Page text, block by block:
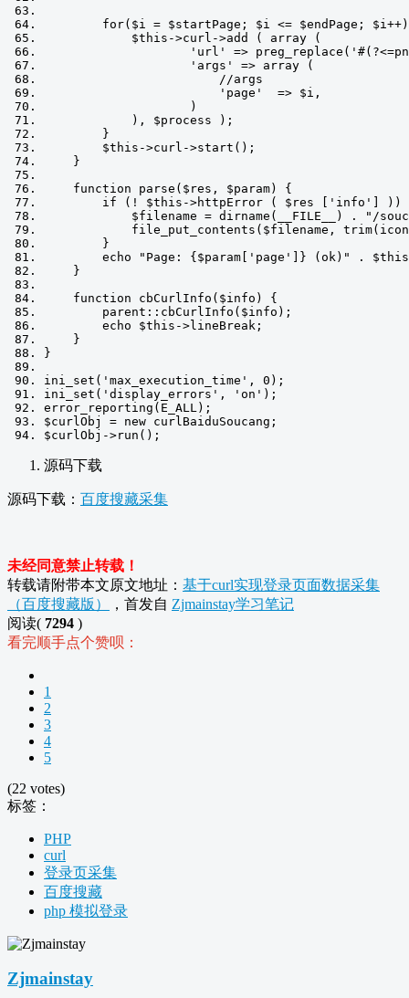
for( $i = $startPage ; $i <= $endPage ; $i ++)
            $this
->curl ->add ( array
(
'url'
=> preg_replace (
'args'
=> array
(
//args
'page'
=> $i ,
)
),
$process
);
}
        $this
->curl ->start ();
}
function parse ( $res , $param)
{
if
(! $this ->httpError ( $res [ 'info' ]
))
            $filename
= dirname ( __FILE__ ) .
"/
            file_put_contents
( $filename , trim(
}
        echo
"Page: {$param['page']} (ok)" .
$this
}
function cbCurlInfo ( $info )
{
        parent
:: cbCurlInfo ( $info );
        echo $this
->lineBreak ;
}
}
ini_set ( 'max_execution_time' , 0 );
ini_set ( 'display_errors' , 'on' );
error_reporting ( E_ALL );
$curlObj = new curlBaiduSoucang ;
$curlObj ->run ();
源码下载
源码下载： 百度搜藏采集
未经同意禁止转载！
转载请附带本文原文地址： 基于curl实现登录页面数据采集
（百度搜藏版）
，首发自 Zjmainstay学习笔记
阅读( 7294 )
看完顺手点个赞呗：
1
2
3
4
5
(22 votes)
标签：
PHP
curl
登录页采集
百度搜藏
php 模拟登录
Zjmainstay